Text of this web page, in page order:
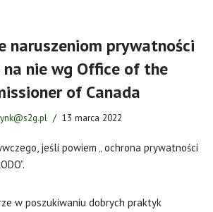
naruszeniom prywatności
nie wg Office of the
of Canada
13 marca 2022
jeśli powiem „ ochrona prywatności
w poszukiwaniu dobrych praktyk